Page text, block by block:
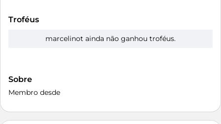
Troféus
marcelinot ainda não ganhou troféus.
Sobre
Membro desde